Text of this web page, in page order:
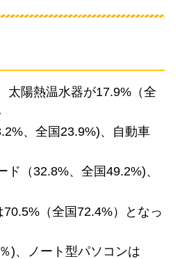
太陽熱温水器が17.9%（全
、全国23.9%)、自動車
（32.8%、全国49.2%)、
（全国72.4%）となっ
)、ノート型パソコンは